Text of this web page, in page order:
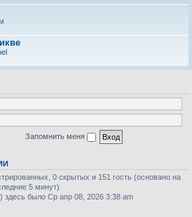
Запомнить меня
0 скрытых и 151 гость (основано на
5 минут)
) здесь было Ср апр 08, 2026 3:38 am